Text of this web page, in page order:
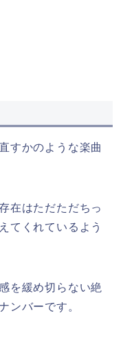
すかのような楽曲
在はただただちっ
てくれているよう
を緩め切らない絶
ンバーです。